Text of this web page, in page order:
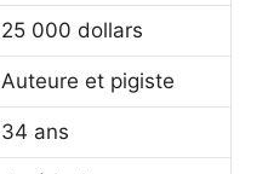
25 000 dollars
Auteure et pigiste
34 ans